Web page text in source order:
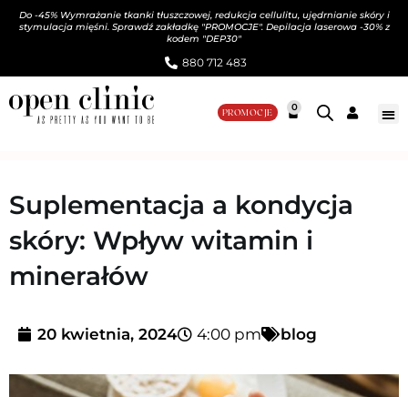
Do -45% Wymrażanie tkanki tłuszczowej, redukcja cellulitu, ujędrnianie skóry i
stymulacja mięśni. Sprawdź zakładkę "PROMOCJE". Depilacja laserowa -30% z
kodem "DEP30"
880 712 483​
PROMOCJE 0
Suplementacja a kondycja
skóry: Wpływ witamin i
minerałów
20 kwietnia, 2024 4:00 pm blog